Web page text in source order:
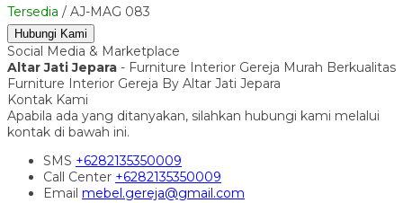
Tersedia / AJ-MAG 083
Hubungi Kami
Social Media & Marketplace
Altar Jati Jepara - Furniture Interior Gereja Murah Berkualitas
Furniture Interior Gereja By Altar Jati Jepara
Kontak Kami
Apabila ada yang ditanyakan, silahkan hubungi kami melalui
kontak di bawah ini.
SMS +6282135350009
Call Center +6282135350009
Email mebel.gereja@gmail.com